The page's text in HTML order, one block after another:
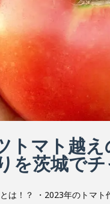
トマト越
を茨城で
は！？ ・2023年のトマ